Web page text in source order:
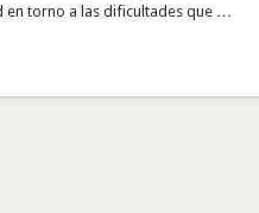
en torno a las dificultades que …